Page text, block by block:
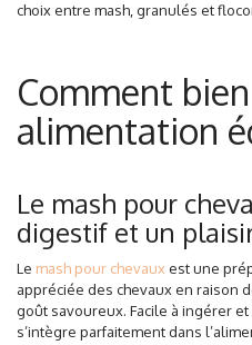
choix entre mash, granulés et
Comment
alimentation
Le mash pour
digestif et un
Le mash pour chevaux est une
appréciée des chevaux en raison
goût savoureux. Facile à ingérer
s’intègre parfaitement dans